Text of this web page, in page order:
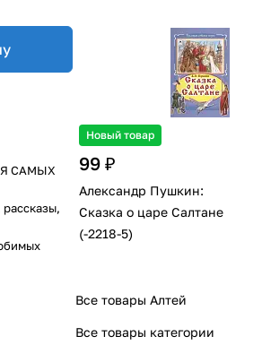
САМЫХ
Новый товар
99 ₽
Александр Пушкин:
Сказка о царе Салтане
(-2218-5)
Все товары Алтей
Все товары категории